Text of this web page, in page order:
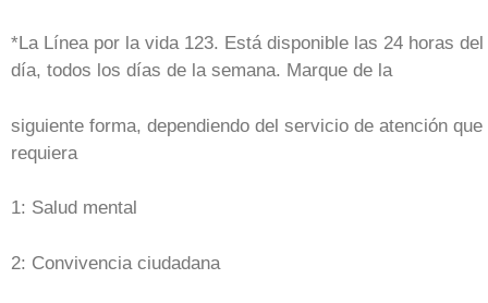
*La Línea por la vida 123. Está disponible las 24 horas del
día, todos los días de la semana. Marque de la
siguiente forma, dependiendo del servicio de atención que
requiera
1: Salud mental
2: Convivencia ciudadana